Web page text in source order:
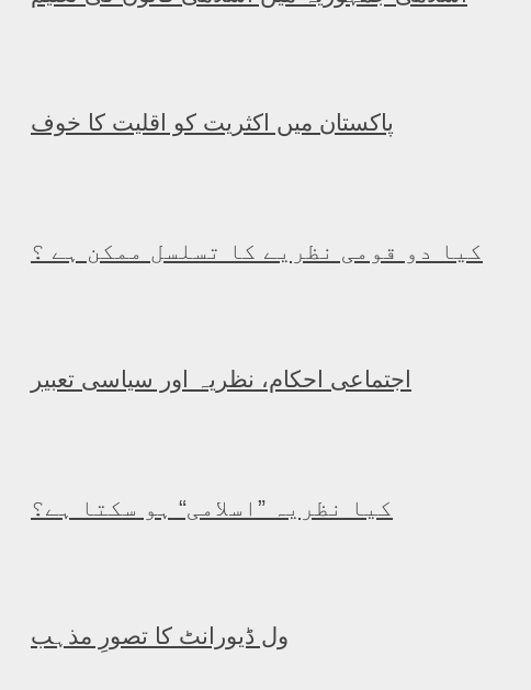
پاکستان میں اکثریت کو اقلیت کا خوف
کیا دو قومی نظریے کا تسلسل ممکن ہے ؟
اجتماعی احکام، نظریہ اور سیاسی تعبیر
کیا نظریہ ”اسلامی“ ہو سکتا ہے؟
ول ڈیورانٹ کا تصورِ مذہب